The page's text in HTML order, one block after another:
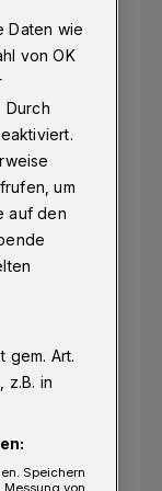
Daten wie
von OK
Durch
um
auf den
gem. Art.
z.B. in
Speichern